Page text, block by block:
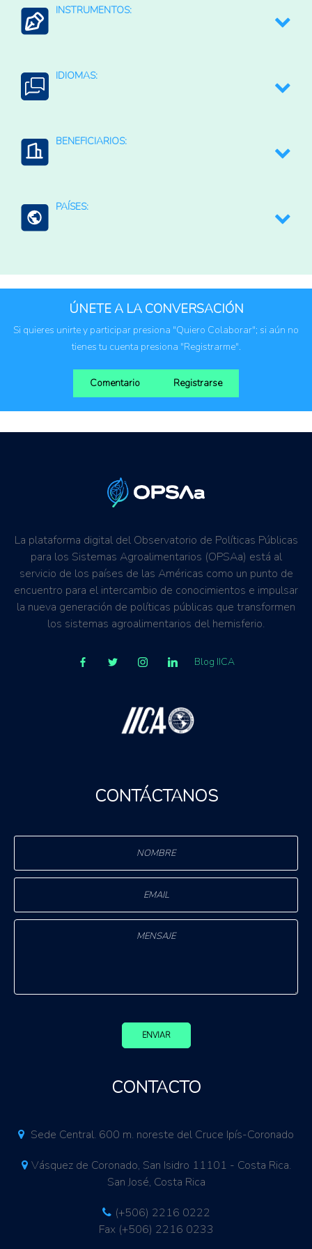
INSTRUMENTOS:
información y conocimiento entre países
Análisis de situación y prospectivo regionales o
IDIOMAS:
BENEFICIARIOS:
Organizaciones de la Sociedad Civil
PAÍSES:
América Latina y el Caribe (agregado)
ÚNETE A LA CONVERSACIÓN
Si quieres unirte y participar presiona "Quiero Colaborar"; si aún no
tienes tu cuenta presiona "Registrarme".
Comentario Registrarse
La plataforma digital del Observatorio de Políticas Públicas
para los Sistemas Agroalimentarios (OPSAa) está al
servicio de los países de las Américas como un punto de
encuentro para el intercambio de conocimientos e impulsar
la nueva generación de políticas públicas que transformen
los sistemas agroalimentarios del hemisferio.
Blog IICA
CONTÁCTANOS
ENVIAR
CONTACTO
Sede Central. 600 m. noreste del Cruce Ipís-Coronado
Vásquez de Coronado, San Isidro 11101 - Costa Rica.
San José, Costa Rica
(+506) 2216 0222
Fax (+506) 2216 0233